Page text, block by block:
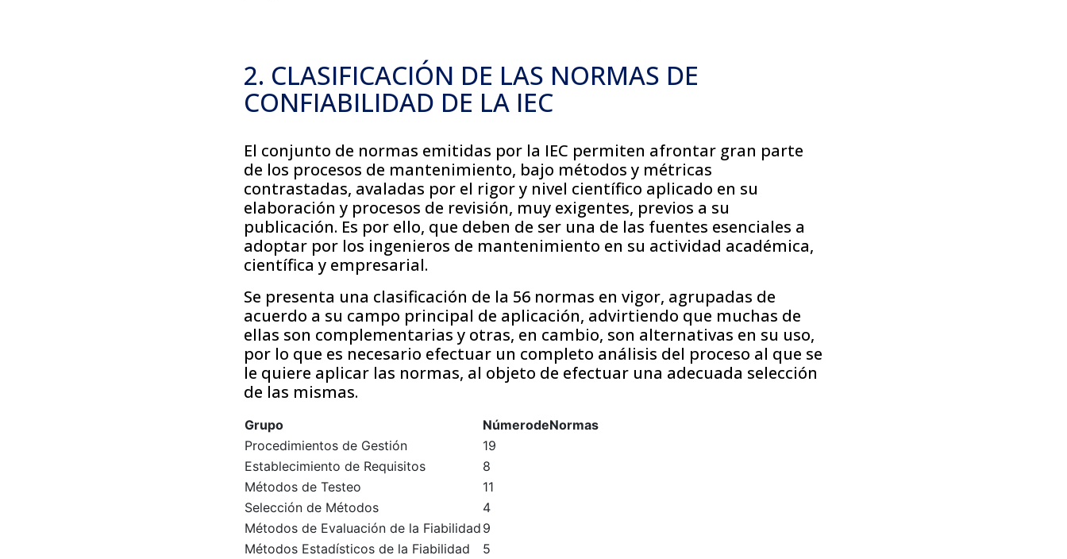
2. CLASIFICACIÓN DE LAS NORMAS DE
CONFIABILIDAD DE LA IEC
El conjunto de normas emitidas por la IEC permiten afrontar gran parte
de los procesos de mantenimiento, bajo métodos y métricas
contrastadas, avaladas por el rigor y nivel científico aplicado en su
elaboración y procesos de revisión, muy exigentes, previos a su
publicación. Es por ello, que deben de ser una de las fuentes esenciales a
adoptar por los ingenieros de mantenimiento en su actividad académica,
científica y empresarial.
Se presenta una clasificación de la 56 normas en vigor, agrupadas de
acuerdo a su campo principal de aplicación, advirtiendo que muchas de
ellas son complementarias y otras, en cambio, son alternativas en su uso,
por lo que es necesario efectuar un completo análisis del proceso al que se
le quiere aplicar las normas, al objeto de efectuar una adecuada selección
de las mismas.
Grupo NúmerodeNormas
Procedimientos de Gestión
19
Establecimiento de Requisitos
8
Métodos de Testeo
11
Selección de Métodos
4
Métodos de Evaluación de la Fiabilidad 9
Métodos Estadísticos de la Fiabilidad
5